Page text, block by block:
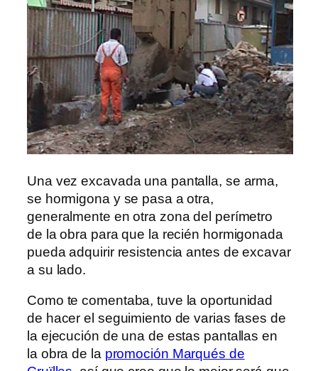
Una vez excavada una pantalla, se arma,
se hormigona y se pasa a otra,
generalmente en otra zona del perímetro
de la obra para que la recién hormigonada
pueda adquirir resistencia antes de excavar
a su lado.
Como te comentaba, tuve la oportunidad
de hacer el seguimiento de varias fases de
la ejecución de una de estas pantallas en
la obra de la promoción Marqués de